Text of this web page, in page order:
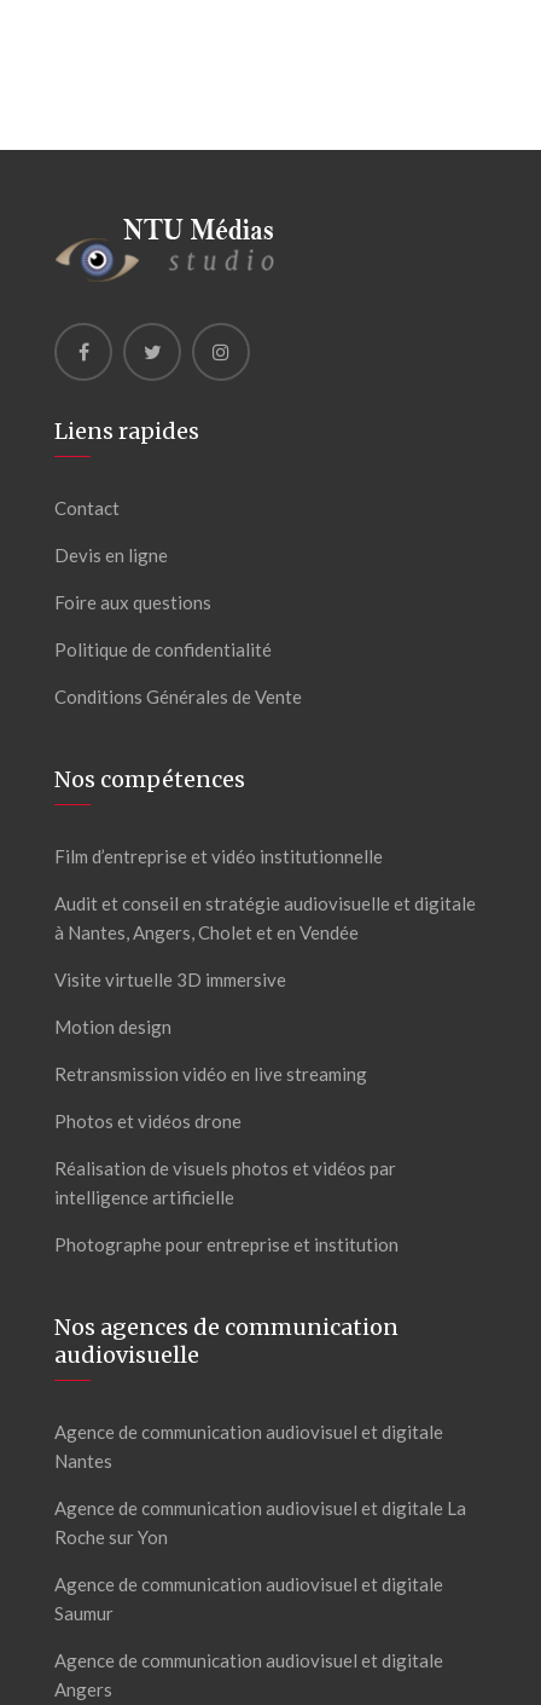
Liens rapides
Contact
Devis en ligne
Foire aux questions
Politique de confidentialité
Conditions Générales de Vente
Nos compétences
Film d’entreprise et vidéo institutionnelle
Audit et conseil en stratégie audiovisuelle et digitale
à Nantes, Angers, Cholet et en Vendée
Visite virtuelle 3D immersive
Motion design
Retransmission vidéo en live streaming
Photos et vidéos drone
Réalisation de visuels photos et vidéos par
intelligence artificielle
Photographe pour entreprise et institution
Nos agences de communication
audiovisuelle
Agence de communication audiovisuel et digitale
Nantes
Agence de communication audiovisuel et digitale La
Roche sur Yon
Agence de communication audiovisuel et digitale
Saumur
Agence de communication audiovisuel et digitale
Angers